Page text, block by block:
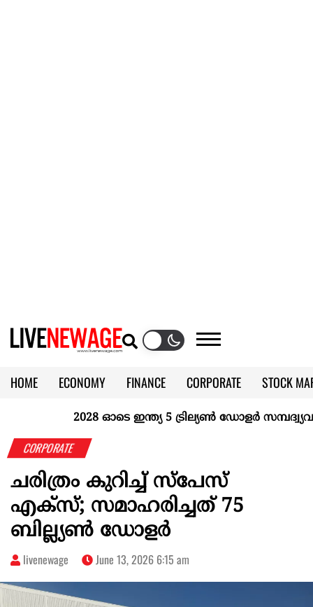
HOME ECONOMY FINANCE CORPORATE
STOCK
KERALA @70
2028 ഓടെ ഇന്ത്യ 5 ട്രില്യണ്‍ ഡോളര്‍
CORPORATE
ചരിത്രം കുറിച്ച് സ്പേസ്
എക്സ്; സമാഹരിച്ചത് 75
ബില്ല്യൺ ഡോളർ
livenewage June 13, 2026 6:15 am